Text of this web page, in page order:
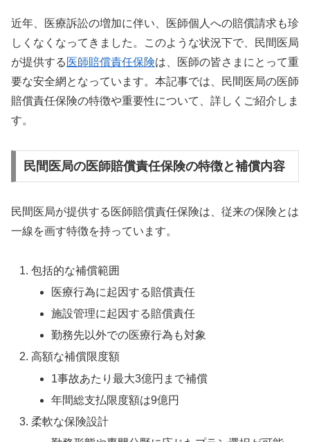
近年、医療訴訟の増加に伴い、医師個人への賠償請求も珍
しくなくなってきました。このような状況下で、民間医局
が提供する 医師賠償責任保険は、医師の皆さまにとって重
要な安全網となっています。本記事では、民間医局の医師
賠償責任保険の特徴や重要性について、詳しくご紹介しま
す。
民間医局の医師賠償責任保険の特徴と補償内容
民間医局が提供する医師賠償責任保険は、従来の保険とは
一線を画す特徴を持っています。
包括的な補償範囲
医療行為に起因する賠償責任
施設管理に起因する賠償責任
勤務先以外での医療行為も対象
高額な補償限度額
1事故あたり最大3億円まで補償
年間総支払限度額は9億円
柔軟な保険設計